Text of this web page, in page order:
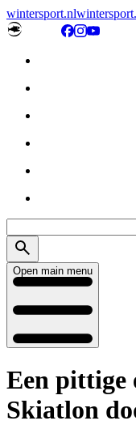
wintersport.nl
Open main menu
Een pittige
Skiatlon